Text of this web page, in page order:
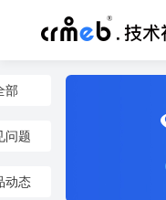
部
问题
动态